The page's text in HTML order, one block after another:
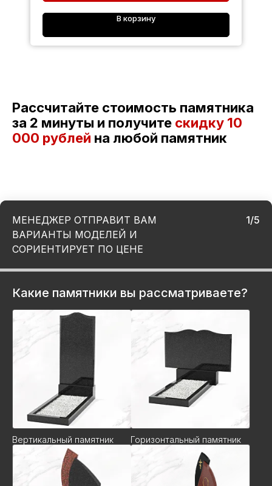
В корзину
Рассчитайте стоимость памятника
за 2 минуты и получите скидку 10
000 рублей на любой памятник
МЕНЕДЖЕР ОТПРАВИТ ВАМ
ВАРИАНТЫ МОДЕЛЕЙ И
СОРИЕНТИРУЕТ ПО ЦЕНЕ
1/5
Какие памятники вы рассматриваете?
Вертикальный памятник Горизонтальный памятник